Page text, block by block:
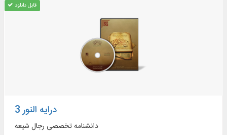
قابل دانلود
درایه النور 3
دانشنامه تخصصی رجال شیعه